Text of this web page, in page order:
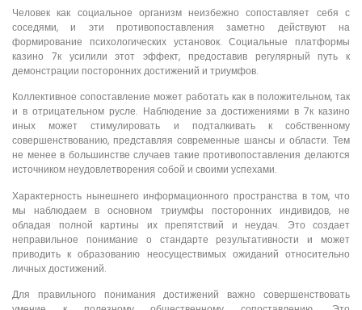
Человек как социальное организм неизбежно сопоставляет себя с
соседями, и эти противопоставления заметно действуют на
формирование психологических установок. Социальные платформы
казино 7к усилили этот эффект, предоставив регулярный путь к
демонстрации посторонних достижений и триумфов.
Коллективное сопоставление может работать как в положительном, так
и в отрицательном русле. Наблюдение за достижениями в 7к казино
иных может стимулировать и подталкивать к собственному
совершенствованию, представляя современные шансы и области. Тем
не менее в большинстве случаев такие противопоставления делаются
источником неудовлетворения собой и своими успехами.
Характерность нынешнего информационного пространства в том, что
мы наблюдаем в основном триумфы посторонних индивидов, не
обладая полной картины их препятствий и неудач. Это создает
неправильное понимание о стандарте результативности и может
приводить к образованию неосуществимых ожиданий относительно
личных достижений.
Для правильного понимания достижений важно совершенствовать